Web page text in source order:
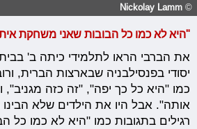
©
"היא לא כמו כל הבובות שאני משחקת
את הברבי הראו לתלמידי כיתה ב'
יסודי בפנסילבניה שבארצות הברית,
כמו "היא כל כך יפה", "זה כזה
אותה". אבל היו את הילדים שלא
רגילים בתגובות כמו "היא לא כמו כל